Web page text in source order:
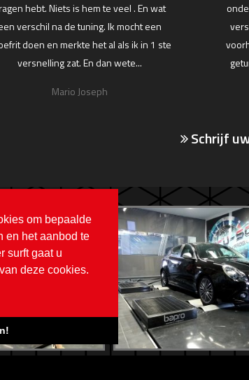
om bepaalde
en het aanbod te
surft gaat u
deze cookies.
hebt. Niets is hem te veel . En wat
verschil na de tuning. Ik mocht een
doen en merkte het al als ik in 1 ste
versnelling zat. En dan wete...
Mario Joseph
Schrijf